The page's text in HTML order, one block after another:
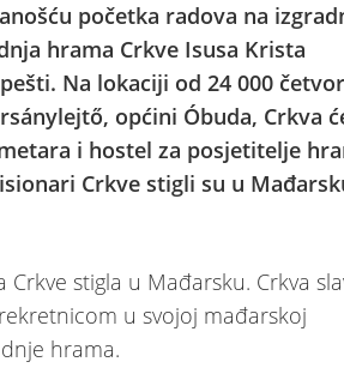
početka radova na
hrama Crkve Isusa Krista
Na lokaciji od 24 000
općini Óbuda, Crkva
i hostel za posjetitelje
Crkve stigli su u
stigla u Mađarsku. Crkva
u svojoj mađarskoj
hrama.